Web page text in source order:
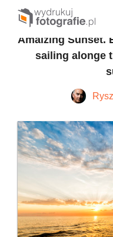
Amaizing Sunset.
sailing alonge